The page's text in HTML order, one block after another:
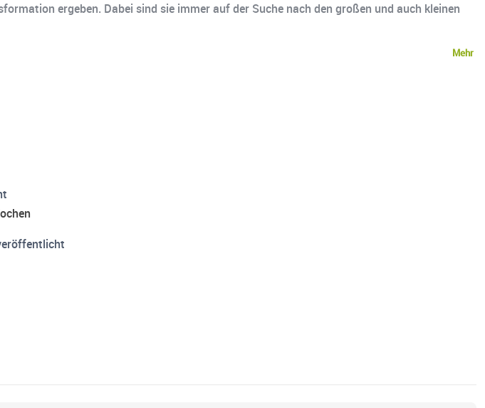
ergeben. Dabei sind sie immer auf der Suche nach den großen und auch kleinen
Mehr